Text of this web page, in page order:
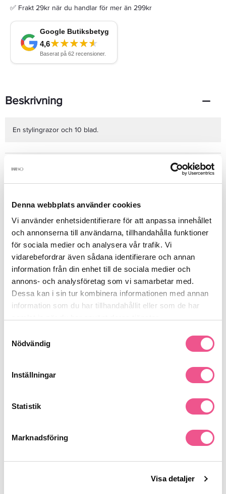
Denna webbplats använder cookies
Vi använder enhetsidentifierare för att anpassa innehållet
och annonserna till användarna, tillhandahålla funktioner
för sociala medier och analysera vår trafik. Vi
vidarebefordrar även sådana identifierare och annan
information från din enhet till de sociala medier och
annons- och analysföretag som vi samarbetar med.
Dessa kan i sin tur kombinera informationen med annan
information som du har tillhandahållit eller som de har
Nödvändig
Inställningar
Statistik
Marknadsföring
Visa detaljer
✅ Frakt 29kr när du handlar för mer än 299kr
Beskrivning
En stylingrazor och 10 blad.
Produktdetaljer
Recensioner
Finns i:
Hud Frisörshop Saxar/ Blad / Hölster
Knivar & Rakblad
Hårborttagning
Rakknivar & Tillbehör
Liknande produkter
-15%
Pen Razor Blades Razor With 10 Blades
149 kr 126,65 kr